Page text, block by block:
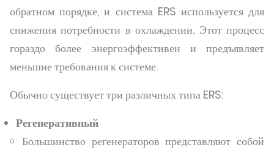
обратном порядке, и система ERS используется для
снижения потребности в охлаждении. Этот процесс
гораздо более энергоэффективен и предъявляет
меньшие требования к системе.
Обычно существует три различных типа ERS:
Регенеративный
Большинство регенераторов представляют собой